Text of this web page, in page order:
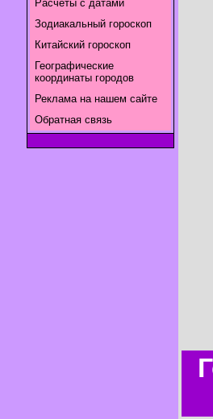
Расчеты с датами
Зодиакальный гороскоп
Китайский гороскоп
Географические
координаты городов
Реклама на нашем сайте
Обратная связь